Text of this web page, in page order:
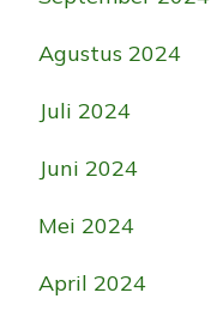
Agustus 2024
Juli 2024
Juni 2024
Mei 2024
April 2024